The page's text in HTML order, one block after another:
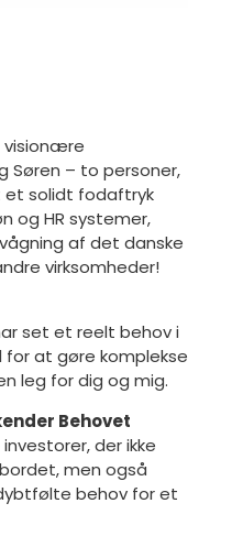
visionære
Søren – to personer,
et solidt fodaftryk
og HR systemer,
af det danske
virksomheder!
set et reelt behov i
at gøre komplekse
leg for dig og mig.
Behovet
der ikke
men også
behov for et